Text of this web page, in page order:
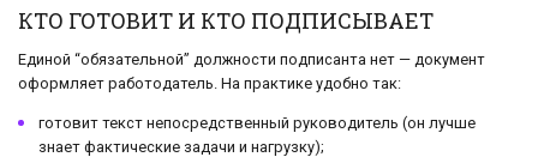
КТО ГОТОВИТ И КТО ПОДПИСЫВАЕТ
Единой “обязательной” должности подписанта нет — документ
оформляет работодатель. На практике удобно так:
готовит текст непосредственный руководитель (он лучше
знает фактические задачи и нагрузку);